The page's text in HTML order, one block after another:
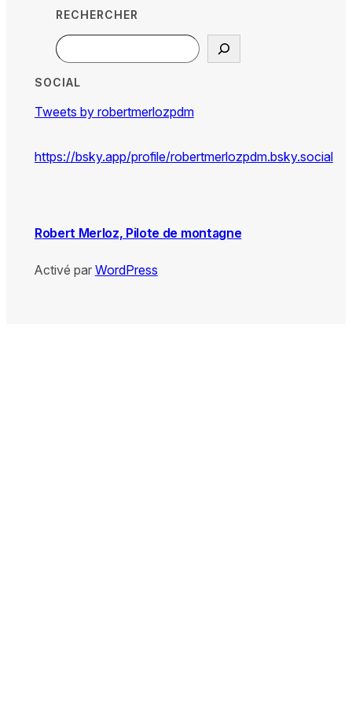
RECHERCHER
Search
SOCIAL
Tweets by robertmerlozpdm
https://bsky.app/profile/robertmerlozpdm.bsky.social
Robert Merloz, Pilote de montagne
Activé par WordPress